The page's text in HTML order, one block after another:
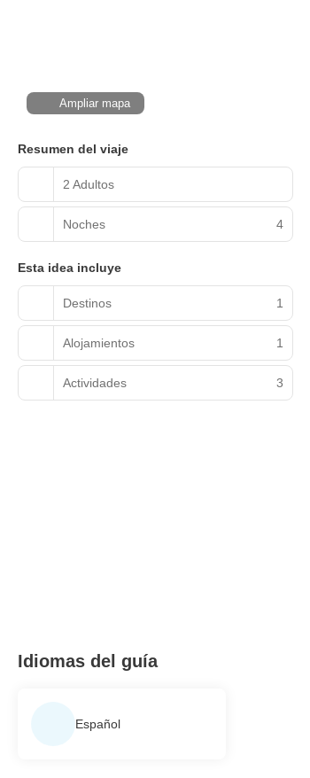
Ampliar mapa
Resumen del viaje
2 Adultos
Noches 4
Esta idea incluye
Destinos 1
Alojamientos 1
Actividades 3
Idiomas del guía
Español